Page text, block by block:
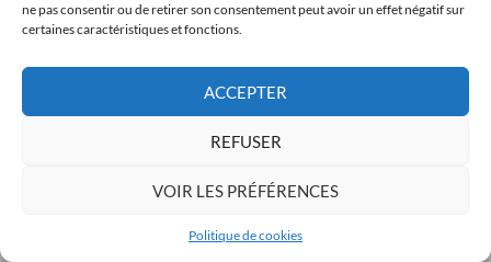
ne pas consentir ou de retirer son consentement peut avoir un effet négatif sur
certaines caractéristiques et fonctions.
ACCEPTER
REFUSER
VOIR LES PRÉFÉRENCES
Politique de cookies
ARTICLES RÉCENTS
Les enfants de La Terrasse se mobilisent pour l’Abri Sous la Dent
Concert Solidaire Sous la Dent
Passage de relais à l’Abri Sous la Dent